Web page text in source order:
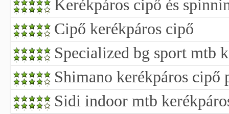
Kerékpáros cipő és
Cipő kerékpáros cipő
Specialized bg sport mtb
Shimano kerékpáros cipő
Sidi indoor mtb